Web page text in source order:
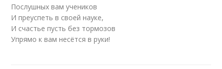
Послушных вам учеников
И преуспеть в своей науке,
И счастье пусть без тормозов
Упрямо к вам несётся в руки!